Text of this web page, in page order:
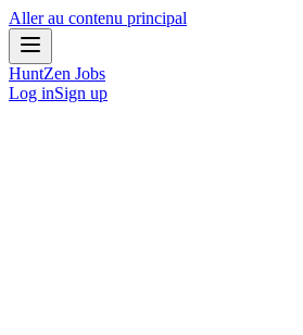
Aller au contenu principal
HuntZen Jobs
Log inSign up